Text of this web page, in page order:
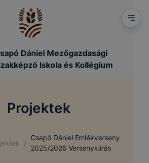
Dániel Mezőgazdasági
Iskola és Kollégium
Projektek
/
Csapó Dániel Emlékverseny
2025/2026 Versenykiírás